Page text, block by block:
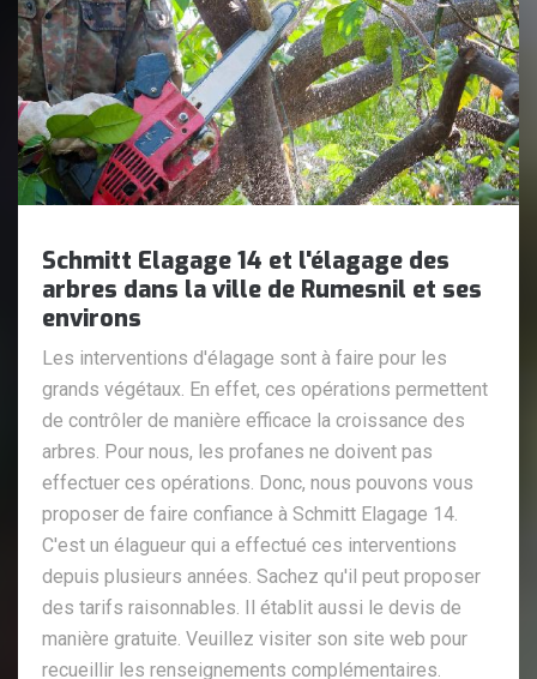
Schmitt Elagage 14 et l'élagage des
arbres dans la ville de Rumesnil et ses
environs
Les interventions d'élagage sont à faire pour les
grands végétaux. En effet, ces opérations permettent
de contrôler de manière efficace la croissance des
arbres. Pour nous, les profanes ne doivent pas
effectuer ces opérations. Donc, nous pouvons vous
proposer de faire confiance à Schmitt Elagage 14.
C'est un élagueur qui a effectué ces interventions
depuis plusieurs années. Sachez qu'il peut proposer
des tarifs raisonnables. Il établit aussi le devis de
manière gratuite. Veuillez visiter son site web pour
recueillir les renseignements complémentaires.